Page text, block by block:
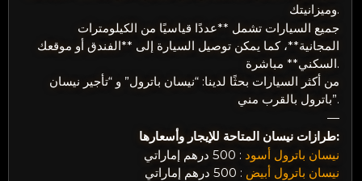
وميزانيتك.
جميع السيارات تشمل **عددًا قياسيًا من الكيلومترات
المجانية**، كما يمكن توصيل السيارة إلى **الفندق أو موقعك
السكني** مباشرة.
من أكثر السيارات بحثًا لدينا: “نيسان باترول” و “تأجير نيسان
باترول بالقرب مني”.
—
طرازات نيسان المتاحة للإيجار وأسعارها:
نيسان باترول أسود : 500 درهم إماراتي
نيسان باترول أبيض : 500 درهم إماراتي